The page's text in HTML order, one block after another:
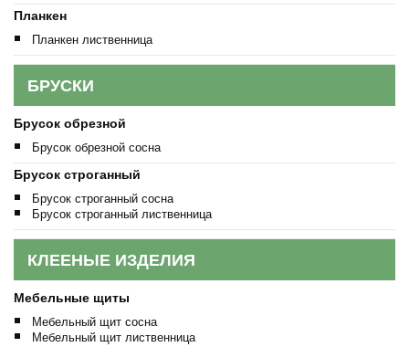
Планкен
Планкен лиственница
БРУСКИ
Брусок обрезной
Брусок обрезной сосна
Брусок строганный
Брусок строганный сосна
Брусок строганный лиственница
КЛЕЕНЫЕ ИЗДЕЛИЯ
Мебельные щиты
Мебельный щит сосна
Мебельный щит лиственница